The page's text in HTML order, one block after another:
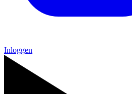
Inloggen